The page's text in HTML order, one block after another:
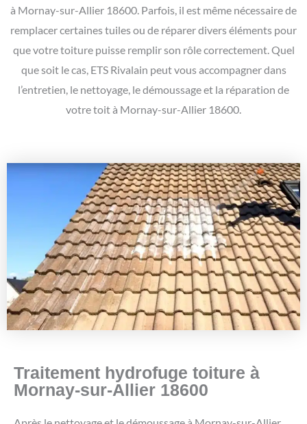
à Mornay-sur-Allier 18600. Parfois, il est même nécessaire de
remplacer certaines tuiles ou de réparer divers éléments pour
que votre toiture puisse remplir son rôle correctement. Quel
que soit le cas, ETS Rivalain peut vous accompagner dans
l’entretien, le nettoyage, le démoussage et la réparation de
votre toit à Mornay-sur-Allier 18600.
Traitement hydrofuge toiture à
Mornay-sur-Allier 18600